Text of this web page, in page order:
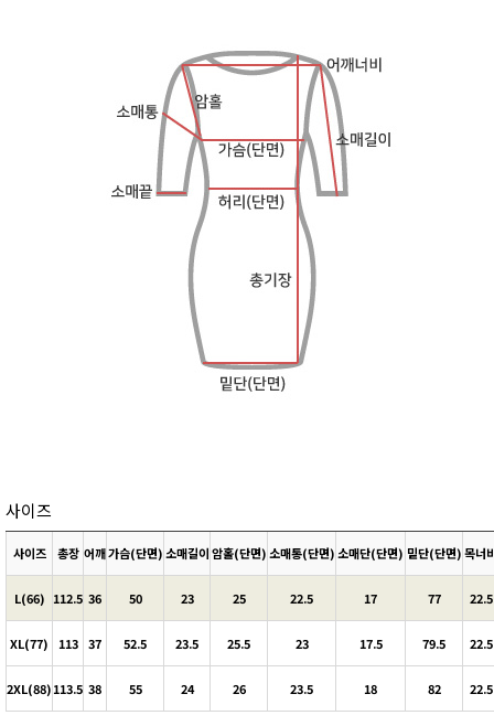
사이즈
사이즈 총장 어깨가슴(단면)소매길이암홀(단면)소매통(단면)소매단(단면) 밑단(단면)목너
L(66) 112.5 36 50 23 25 22.5 17 77 22.5
XL(77) 113 37 52.5 23.5 25.5 23 17.5 79.5 22.5
2XL(88)113.5 38 55 24 26 23.5 18 82 22.5